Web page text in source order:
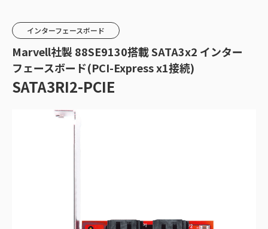
インターフェースボード
Marvell社製 88SE9130搭載 SATA3x2 インター
フェースボード(PCI-Express x1接続)
SATA3RI2-PCIE